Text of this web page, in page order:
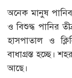
অনেক মানুষ
ও বিশুদ্ধ পানির
হাসপাতাল ও
বাধাগ্রস্ত হচ্ছে।
আছে।